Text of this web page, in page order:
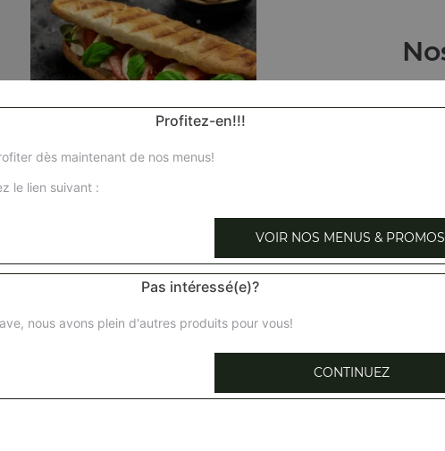
Tomate, fromage, 4 fromages, frites
Tomate, fromage, thon, frites
Tomate, fromage, viande hachée, frites
Tomate, fromage, poulet, frites
Profitez-en!!!
dès maintenant de nos menus!
le lien suivant :
VOIR NOS MENUS &
Pas intéressé(e)?
nous avons plein d'autres produits pour vous!
CONTINUEZ